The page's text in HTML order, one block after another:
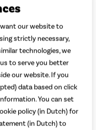
our website to
strictly necessary,
technologies, we
to serve you better
our website. If you
data based on click
You can set
policy (in Dutch) for
(in Dutch) to